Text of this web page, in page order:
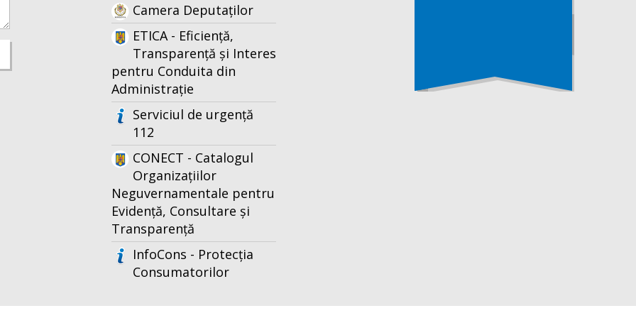
Camera Deputaților
ETICA - Eficiență,
Transparență și Interes
pentru Conduita din
Administrație
Serviciul de urgență
112
CONECT - Catalogul
Organizațiilor
Neguvernamentale pentru
Evidență, Consultare și
Transparență
InfoCons - Protecția
Consumatorilor